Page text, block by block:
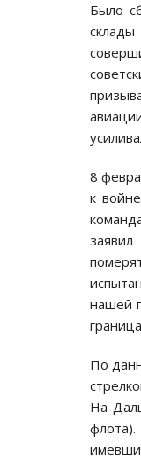
Было
8
к
нашей
По
На